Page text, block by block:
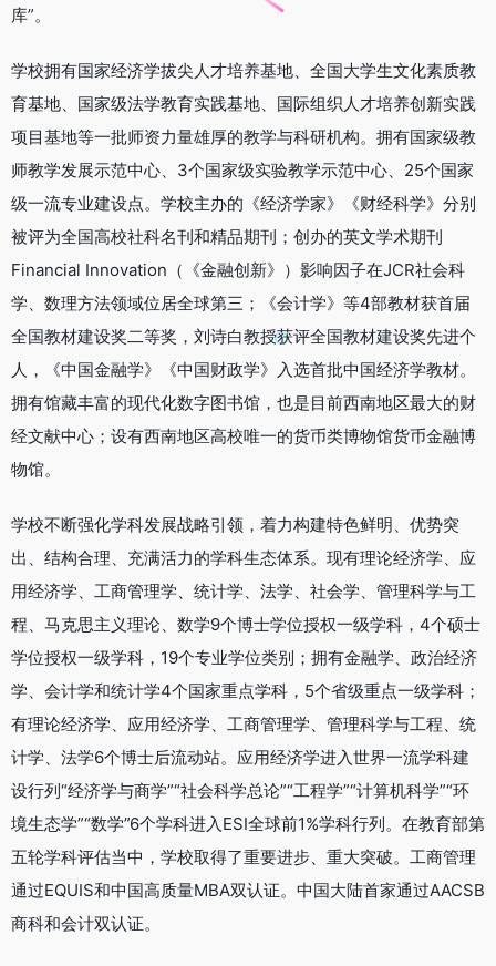
库”。
学校拥有国家经济学拔尖人才培养基地、全国大学生文化素质教
育基地、国家级法学教育实践基地、国际组织人才培养创新实践
项目基地等一批师资力量雄厚的教学与科研机构。拥有国家级教
师教学发展示范中心、3个国家级实验教学示范中心、25个国家
级一流专业建设点。学校主办的《经济学家》《财经科学》分别
被评为全国高校社科名刊和精品期刊；创办的英文学术期刊
Financial Innovation（《金融创新》）影响因子在JCR社会科
学、数理方法领域位居全球第三；《会计学》等4部教材获首届
全国教材建设奖二等奖，刘诗白教授获评全国教材建设奖先进个
人，《中国金融学》《中国财政学》入选首批中国经济学教材。
拥有馆藏丰富的现代化数字图书馆，也是目前西南地区最大的财
经文献中心；设有西南地区高校唯一的货币类博物馆货币金融博
物馆。
学校不断强化学科发展战略引领，着力构建特色鲜明、优势突
出、结构合理、充满活力的学科生态体系。现有理论经济学、应
用经济学、工商管理学、统计学、法学、社会学、管理科学与工
程、马克思主义理论、数学9个博士学位授权一级学科，4个硕士
学位授权一级学科，19个专业学位类别；拥有金融学、政治经济
学、会计学和统计学4个国家重点学科，5个省级重点一级学科；
有理论经济学、应用经济学、工商管理学、管理科学与工程、统
计学、法学6个博士后流动站。应用经济学进入世界一流学科建
设行列“经济学与商学”“社会科学总论”“工程学”“计算机科学”“环
境生态学”“数学”6个学科进入ESI全球前1%学科行列。在教育部第
五轮学科评估当中，学校取得了重要进步、重大突破。工商管理
通过EQUIS和中国高质量MBA双认证。中国大陆首家通过AACSB
商科和会计双认证。